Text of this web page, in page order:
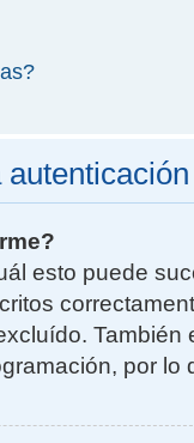
esto puede
por lo